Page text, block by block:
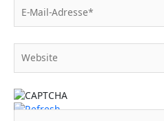
Mail-
Adresse*